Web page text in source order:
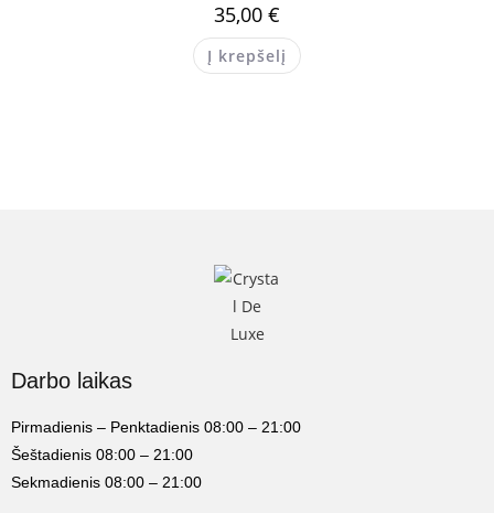
35,00 €
Į krepšelį
Darbo laikas
Pirmadienis – Penktadienis 08:00 – 21:00
Šeštadienis 08:00 – 21:00
Sekmadienis 08:00 – 21:00